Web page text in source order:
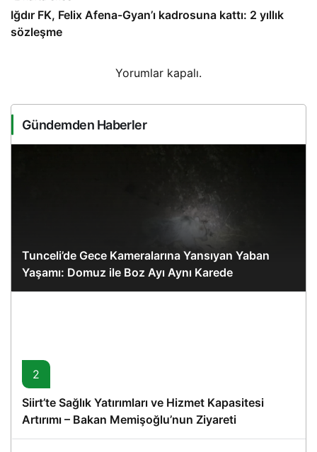
Iğdır FK, Felix Afena-Gyan’ı kadrosuna kattı: 2 yıllık
sözleşme
Yorumlar kapalı.
Gündemden Haberler
Tunceli’de Gece Kameralarına Yansıyan Yaban
Yaşamı: Domuz ile Boz Ayı Aynı Karede
2
Siirt’te Sağlık Yatırımları ve Hizmet Kapasitesi
Artırımı – Bakan Memişoğlu’nun Ziyareti